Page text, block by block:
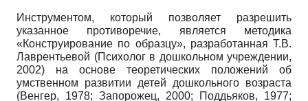
Инструментом, который позволяет разрешить
указанное противоречие, является методика
«Конструирование по образцу», разработанная Т.В.
Лаврентьевой (Психолог в дошкольном учреждении,
2002) на основе теоретических положений об
умственном развитии детей дошкольного возраста
(Венгер, 1978; Запорожец, 2000; Поддьяков, 1977;